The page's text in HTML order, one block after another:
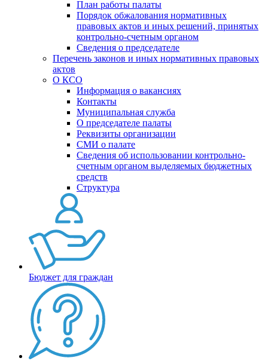
План работы палаты
Порядок обжалования нормативных
правовых актов и иных решений, принятых
контрольно-счетным органом
Сведения о председателе
Перечень законов и иных нормативных правовых
актов
О КСО
Информация о вакансиях
Контакты
Муниципальная служба
О председателе палаты
Реквизиты организации
СМИ о палате
Сведения об использовании контрольно-
счетным органом выделяемых бюджетных
средств
Структура
Бюджет для граждан